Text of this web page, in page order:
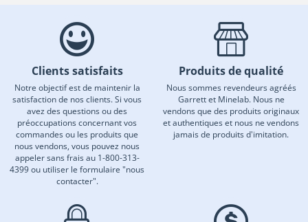
Clients satisfaits
Notre objectif est de maintenir la
satisfaction de nos clients. Si vous
avez des questions ou des
préoccupations concernant vos
commandes ou les produits que
nous vendons, vous pouvez nous
appeler sans frais au 1-800-313-
4399 ou utiliser le formulaire "nous
contacter".
Produits de qualité
Nous sommes revendeurs agréés
Garrett et Minelab. Nous ne
vendons que des produits originaux
et authentiques et nous ne vendons
jamais de produits d'imitation.